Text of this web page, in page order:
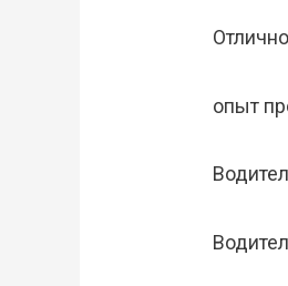
опыт